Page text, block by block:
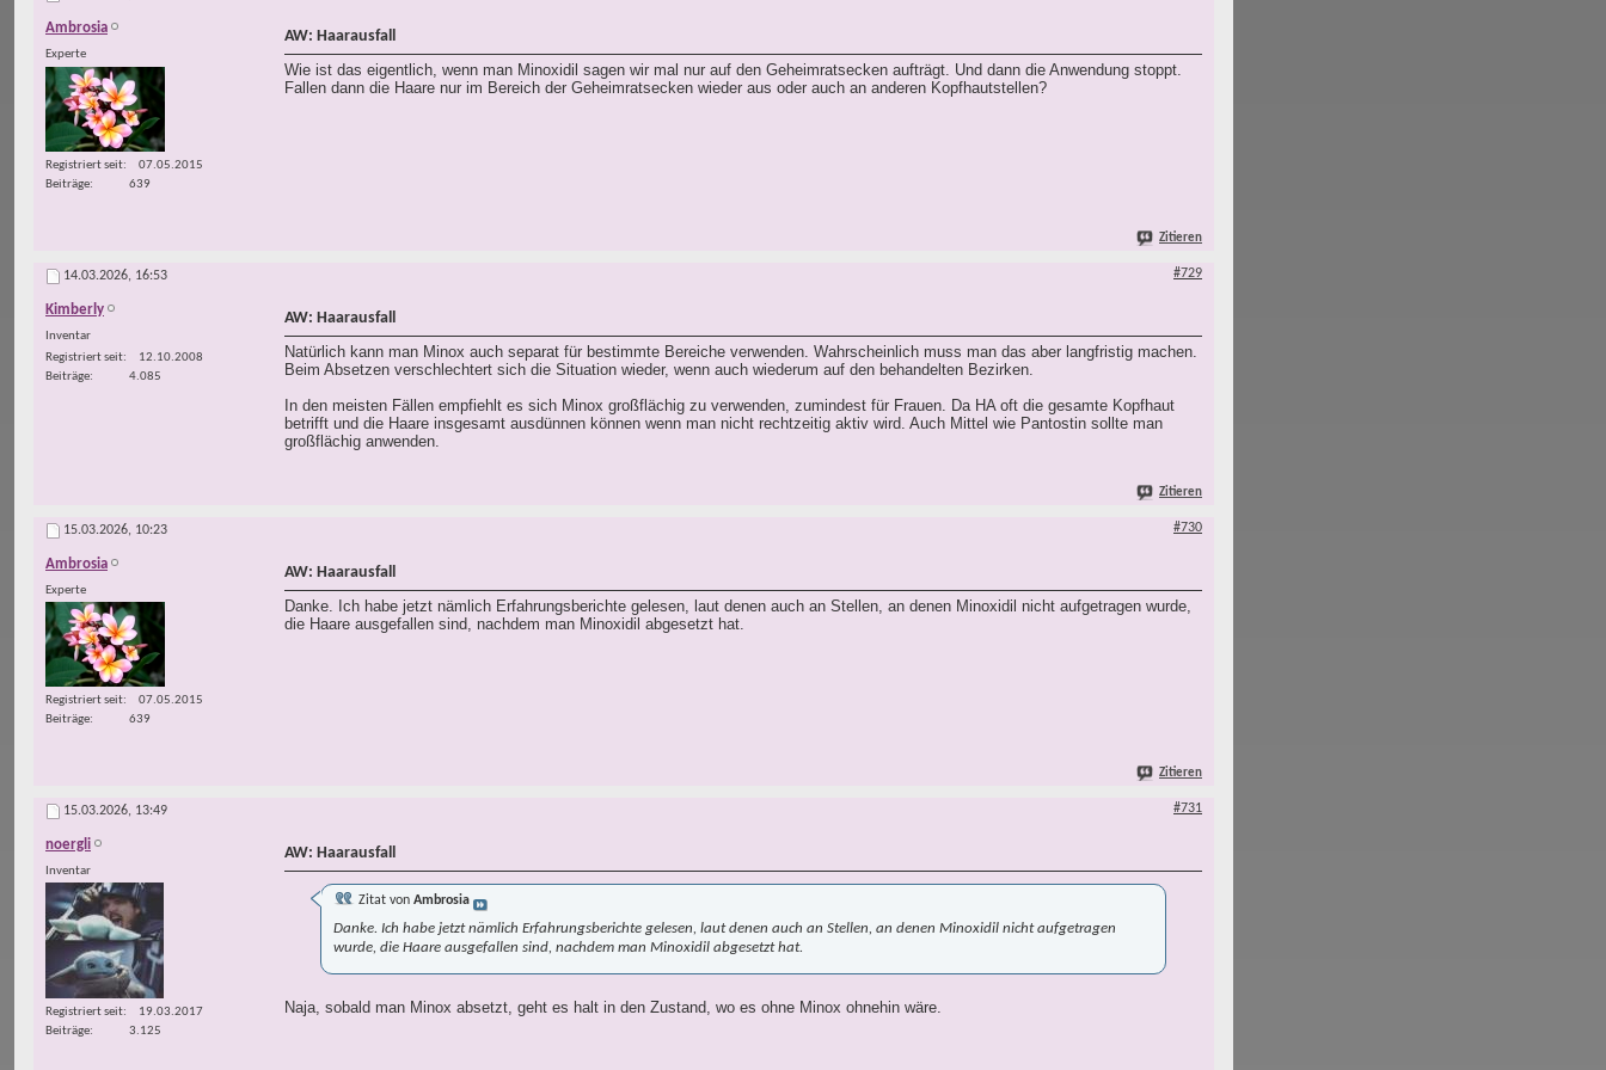
Ambrosia
Experte
Registriert seit
07.05.2015
Beiträge
639
AW: Haarausfall
Wie ist das eigentlich, wenn man Minoxidil sagen wir mal nur auf den Geheimratsecken aufträgt. Und dann die Anwendung stoppt.
Fallen dann die Haare nur im Bereich der Geheimratsecken wieder aus oder auch an anderen Kopfhautstellen?
Zitieren
14.03.2026, 16:53 #729
Kimberly
Inventar
Registriert seit
12.10.2008
Beiträge
4.085
AW: Haarausfall
Natürlich kann man Minox auch separat für bestimmte Bereiche verwenden. Wahrscheinlich muss man das aber langfristig machen.
Beim Absetzen verschlechtert sich die Situation wieder, wenn auch wiederum auf den behandelten Bezirken.
In den meisten Fällen empfiehlt es sich Minox großflächig zu verwenden, zumindest für Frauen. Da HA oft die gesamte Kopfhaut
betrifft und die Haare insgesamt ausdünnen können wenn man nicht rechtzeitig aktiv wird. Auch Mittel wie Pantostin sollte man
großflächig anwenden.
Zitieren
15.03.2026, 10:23 #730
Ambrosia
Experte
Registriert seit
07.05.2015
Beiträge
639
AW: Haarausfall
Danke. Ich habe jetzt nämlich Erfahrungsberichte gelesen, laut denen auch an Stellen, an denen Minoxidil nicht aufgetragen wurde,
die Haare ausgefallen sind, nachdem man Minoxidil abgesetzt hat.
Zitieren
15.03.2026, 13:49 #731
noergli
Inventar
Registriert seit
19.03.2017
Beiträge
3.125
AW: Haarausfall
Zitat von Ambrosia
Danke. Ich habe jetzt nämlich Erfahrungsberichte gelesen, laut denen auch an Stellen, an denen Minoxidil nicht aufgetragen
wurde, die Haare ausgefallen sind, nachdem man Minoxidil abgesetzt hat.
Naja, sobald man Minox absetzt, geht es halt in den Zustand, wo es ohne Minox ohnehin wäre.